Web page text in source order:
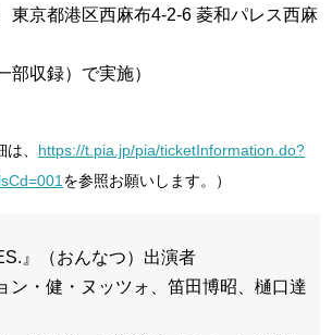
京都港区西麻布4-2-6 菱和パレス西麻
部収録）で実施）
、 https://t.pia.jp/pia/ticketInformation.do?
を参照お願いします。）
』（おんなつ）出演者
ン・健・ヌッツォ、笛田博昭、樋口達